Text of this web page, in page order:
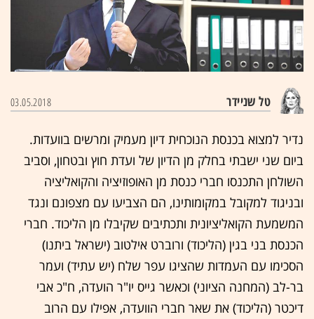
טל שניידר 03.05.2018
נדיר למצוא בכנסת הנוכחית דיון מעמיק ומרשים בוועדות.
ביום שני ישבתי בחלק מן הדיון של ועדת חוץ ובטחון, וסביב
השולחן התכנסו חברי כנסת מן האופוזיציה והקואליציה
ובניגוד למקובל במקומותינו, הם הצביעו עם מצפונם ונגד
המשמעת הקואליציונית ותכתיבים שקיבלו מן הליכוד. חברי
הכנסת בני בגין (הליכוד) ורוברט אילטוב (ישראל ביתנו)
הסכימו עם העמדות שהציגו עפר שלח (יש עתיד) ועמר
בר-לב (המחנה הציוני) וכאשר גייס יו"ר הועדה, ח"כ אבי
דיכטר (הליכוד) את שאר חברי הוועדה, אפילו עם הרוב